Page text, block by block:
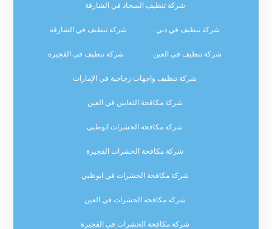
شركة تنظيف السجاد في الشارقة
شركة تنظيف في دبي شركة تنظيف في الشارقة
شركة تنظيف في العين شركة تنظيف في الفجيرة
شركة تنظيف واجهات زجاجية في الإمارات
شركة مكافحة الثعابين في العين
شركة مكافحة الحشرات ابوظبي
شركة مكافحة الحشرات الفجيرة
شركة مكافحة الحشرات في ابوظبي
شركة مكافحة الحشرات في العين
شركة مكافحة الحشرات في الفجيرة